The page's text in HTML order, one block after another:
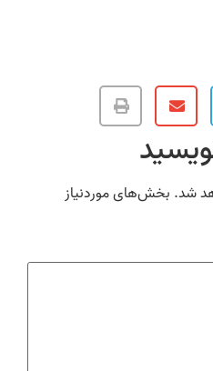
شد.بخش‌های موردنیاز